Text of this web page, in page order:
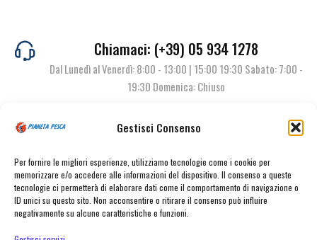
Gestisci Consenso
Per fornire le migliori esperienze, utilizziamo tecnologie come i cookie per
memorizzare e/o accedere alle informazioni del dispositivo. Il consenso a queste
tecnologie ci permetterà di elaborare dati come il comportamento di navigazione o
ID unici su questo sito. Non acconsentire o ritirare il consenso può influire
negativamente su alcune caratteristiche e funzioni.
Chiamaci: (+39) 05 934 1278
Dal Lunedì al Venerdì: 8:00 - 13:00 | 15:00 19:30 Sabato: 7:00 -
19:30 Domenica: Chiuso